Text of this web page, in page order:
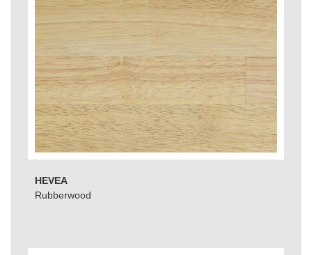
HEVEA
Rubberwood